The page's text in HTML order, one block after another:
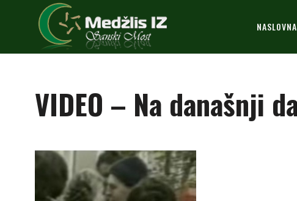
NASLOVNA
VIDEO – Na današnji